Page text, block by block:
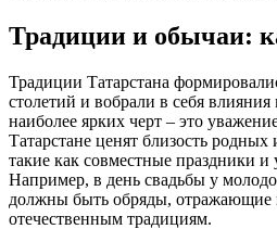
Традиции и обычаи:
Традиции Татарстана
столетий и вобрали в себя
наиболее ярких черт – это
Татарстане ценят близость
такие как совместные праздники
Например, в день свадьбы у
должны быть обряды, отражающие
отечественным традициям.